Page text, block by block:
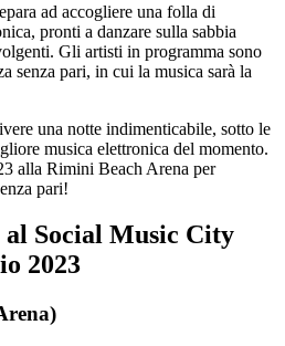
ad accogliere una folla di
pronti a danzare sulla sabbia
Gli artisti in programma sono
senza pari, in cui la musica sarà la
una notte indimenticabile, sotto le
musica elettronica del momento.
alla Rimini Beach Arena per
pari!
al Social Music City
2023